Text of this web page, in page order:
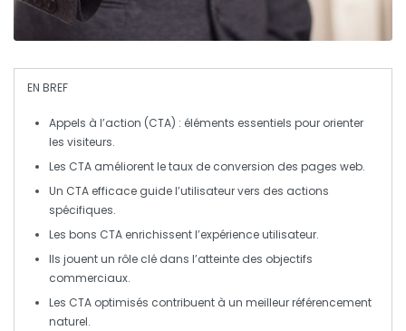
EN BREF
Appels à l’action (CTA) : éléments essentiels pour orienter
les visiteurs.
Les CTA améliorent letaux de conversion des pages web.
Un CTA efficace guide l’utilisateur vers des actions
spécifiques.
Les bons CTA enrichissent l’expérience utilisateur.
Ils jouent un rôle clé dans l’atteinte des objectifs
commerciaux.
Les CTA optimisés contribuent à un meilleurréférencement
naturel.